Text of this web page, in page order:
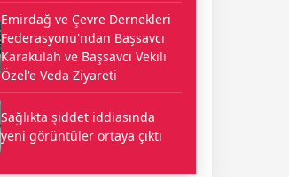
Emirdağ ve Çevre Dernekleri
Federasyonu'ndan Başsavcı
Karakülah ve Başsavcı Vekili
Özel'e Veda Ziyareti
Sağlıkta şiddet iddiasında
yeni görüntüler ortaya çıktı